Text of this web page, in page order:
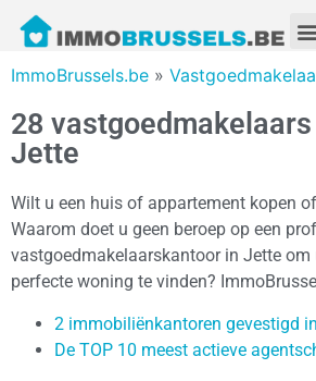
ImmoBrussels.be »
28
Jette
Wilt u een huis of appartement kopen
Waarom doet u geen beroep op een
vastgoedmakelaarskantoor in Jette om
perfecte woning te vinden?
2 immobiliënkantoren gevestigd
De TOP 10 meest actieve